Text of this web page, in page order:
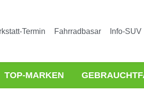
Termin Fahrradbasar Info-SUV
TOP-MARKEN